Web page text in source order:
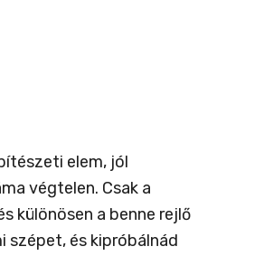
elem, jól
végtelen. Csak a
különösen a benne rejlő
szépet, és kipróbálnád